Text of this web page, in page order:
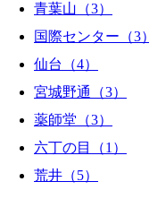
青葉山（3）
国際センター（3）
仙台（4）
宮城野通（3）
薬師堂（3）
六丁の目（1）
荒井（5）